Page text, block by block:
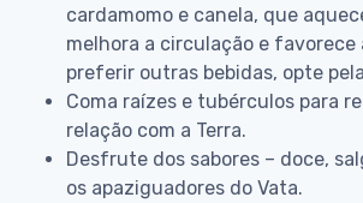
cardamomo e canela, que
melhora a circulação e favorece
preferir outras bebidas, opte
Coma raízes e tubérculos para
relação com a Terra.
Desfrute dos sabores – doce,
os apaziguadores do Vata.